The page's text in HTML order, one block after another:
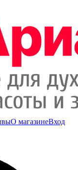
О магазинеВход